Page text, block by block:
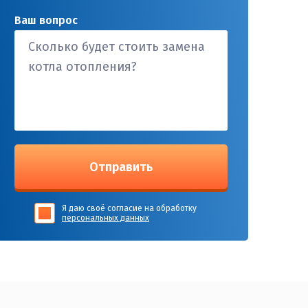
Ваш вопрос
Отправить
Я даю своё согласие на обработку
персональных данных